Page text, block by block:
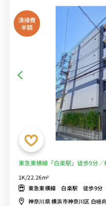
清掃費
半額
東急東横線「白楽駅」徒歩9分
Fi格安レンタル中！
1K/22.26m²
東急東横線 白楽駅 徒歩9分
神奈川県 横浜市神奈川区 白幡